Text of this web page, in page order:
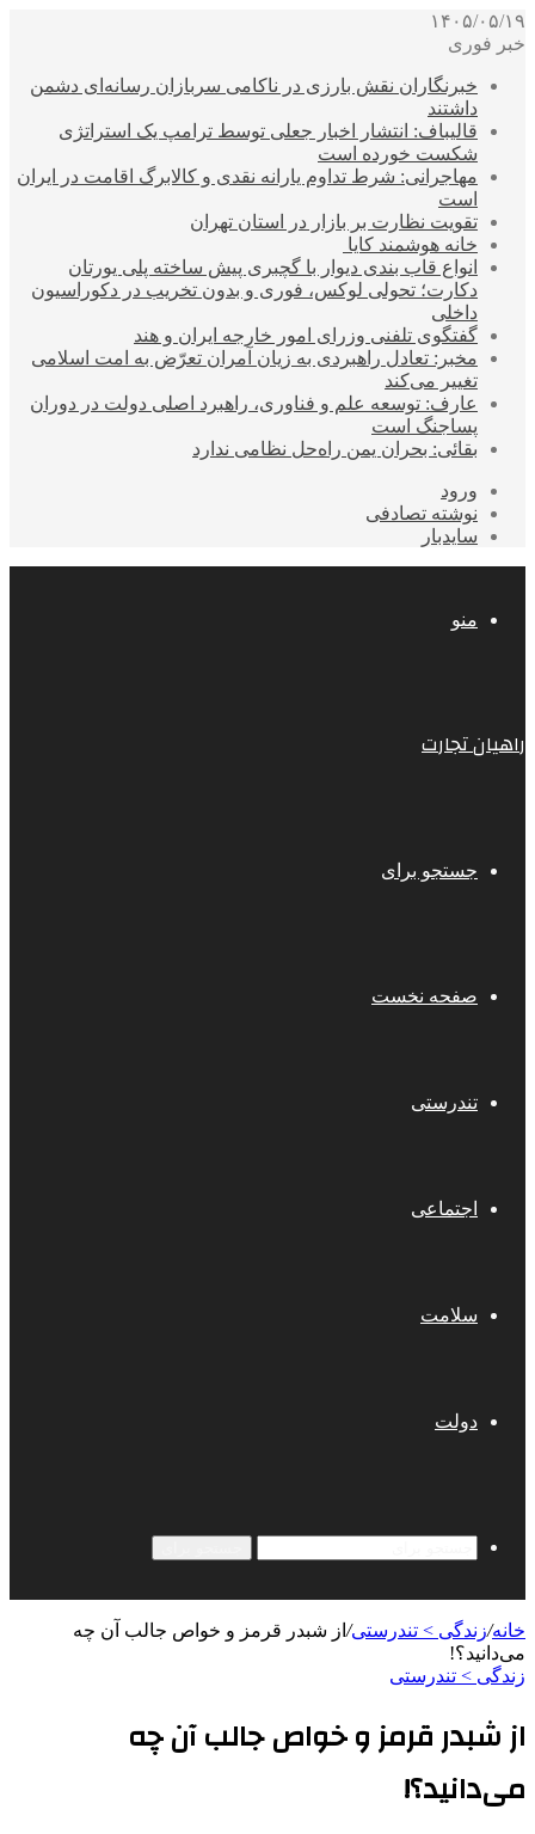
۱۴۰۵/۰۵/۱۹
خبر فوری
خبرنگاران نقش بارزی در ناکامی سربازان رسانه‌ای دشمن
داشتند
قالیباف: انتشار اخبار جعلی توسط ترامپ یک استراتژی
شکست خورده است
مهاجرانی: شرط تداوم یارانه نقدی و کالابرگ اقامت در ایران
است
تقویت نظارت بر بازار در استان تهران
خانه هوشمند کایا
انواع قاب بندی دیوار با گچبری پیش ساخته پلی یورتان
دکارت؛ تحولی لوکس، فوری و بدون تخریب در دکوراسیون
داخلی
گفتگوی تلفنی وزرای امور خارجه ایران و هند
مخبر: تعادل راهبردی به زیان آمران تعرّض به امت اسلامی
تغییر می‌کند
عارف: توسعه علم و فناوری، راهبرد اصلی دولت در دوران
پساجنگ است
بقائی: بحران یمن راه‌حل نظامی ندارد
ورود
نوشته تصادفی
سایدبار
منو
راهیان تجارت
جستجو برای
صفحه نخست
تندرستی
اجتماعی
سلامت
دولت
خانه/زندگی > تندرستی/ از شبدر قرمز و خواص جالب آن چه
می‌دانید؟!
زندگی > تندرستی
از شبدر قرمز و خواص جالب آن چه
می‌دانید؟!